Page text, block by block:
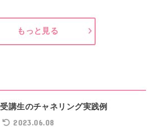
もっと見る
受講生のチャネリング実践例
2023.06.08